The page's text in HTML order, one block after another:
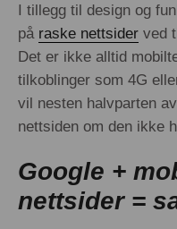
I tillegg til design og
på raske nettsider ved
Det er ikke alltid
tilkoblinger som 4G
vil nesten halvparten
nettsiden om den ikke
Google +
nettsider =